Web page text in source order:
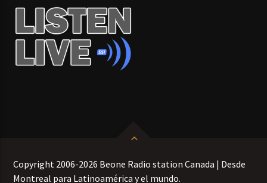
Copyright 2006-2026 Beone Radio station Canada | Desde
Montreal para Latinoamérica y el mundo.